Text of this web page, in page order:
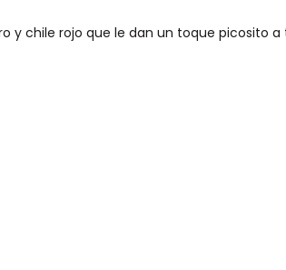
y chile rojo que le dan un toque